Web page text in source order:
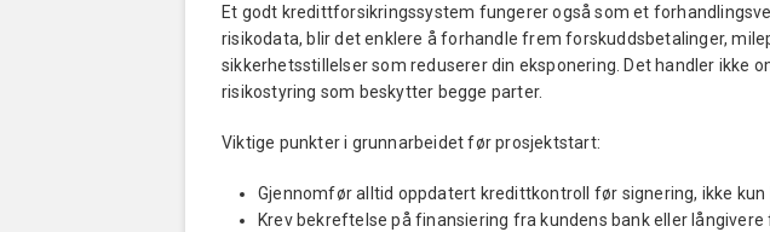
Et godt kredittforsikringssystem fungerer også som et
risikodata, blir det enklere å forhandle frem forskuddsbetalinger,
sikkerhetsstillelser som reduserer din eksponering. Det handler ikke
risikostyring som beskytter begge parter.
Viktige punkter i grunnarbeidet før prosjektstart:
Gjennomfør alltid oppdatert kredittkontroll før signering, ikke kun
Krev bekreftelse på finansiering fra kundens bank eller